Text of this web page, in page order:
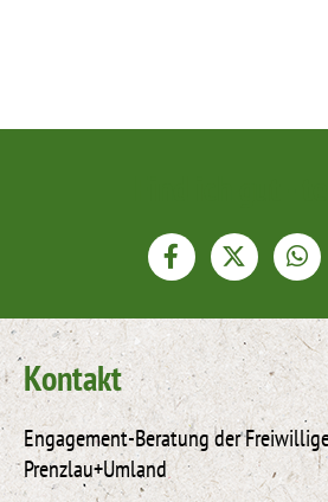
Kontakt
Engagement-Beratung der
Prenzlau+Umland